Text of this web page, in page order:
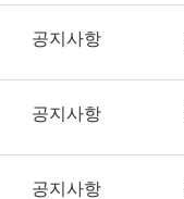
공지사항
공지사항
공지사항